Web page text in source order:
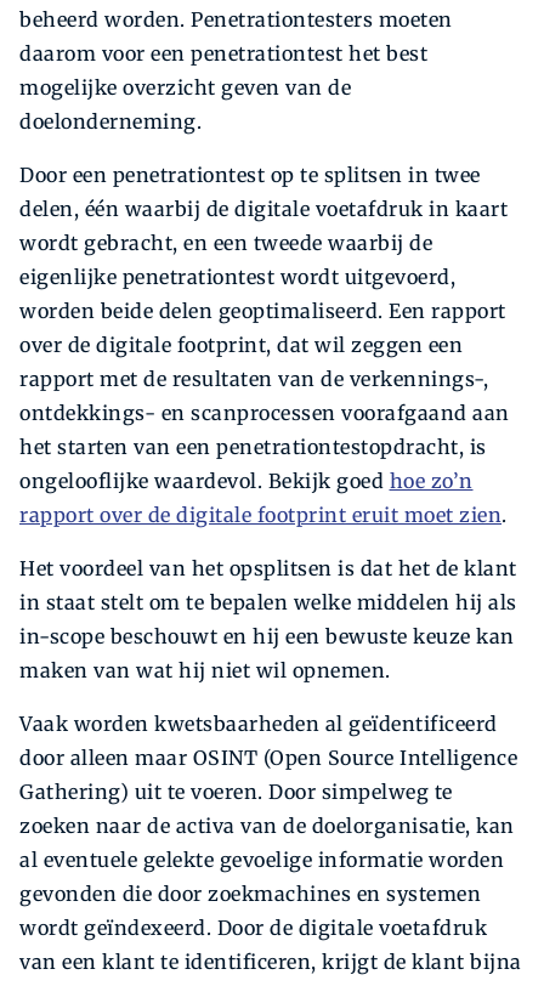
beheerd worden. Penetrationtesters moeten
daarom voor een penetrationtest het best
mogelijke overzicht geven van de
doelonderneming.
Door een penetrationtest op te splitsen in twee
delen, één waarbij de digitale voetafdruk in kaart
wordt gebracht, en een tweede waarbij de
eigenlijke penetrationtest wordt uitgevoerd,
worden beide delen geoptimaliseerd. Een rapport
over de digitale footprint, dat wil zeggen een
rapport met de resultaten van de verkennings-,
ontdekkings- en scanprocessen voorafgaand aan
het starten van een penetrationtestopdracht, is
ongelooflijke waardevol. Bekijk goed hoe zo’n
rapport over de digitale footprint eruit moet zien.
Het voordeel van het opsplitsen is dat het de klant
in staat stelt om te bepalen welke middelen hij als
in-scope beschouwt en hij een bewuste keuze kan
maken van wat hij niet wil opnemen.
Vaak worden kwetsbaarheden al geïdentificeerd
door alleen maar OSINT (Open Source Intelligence
Gathering) uit te voeren. Door simpelweg te
zoeken naar de activa van de doelorganisatie, kan
al eventuele gelekte gevoelige informatie worden
gevonden die door zoekmachines en systemen
wordt geïndexeerd. Door de digitale voetafdruk
van een klant te identificeren, krijgt de klant bijna